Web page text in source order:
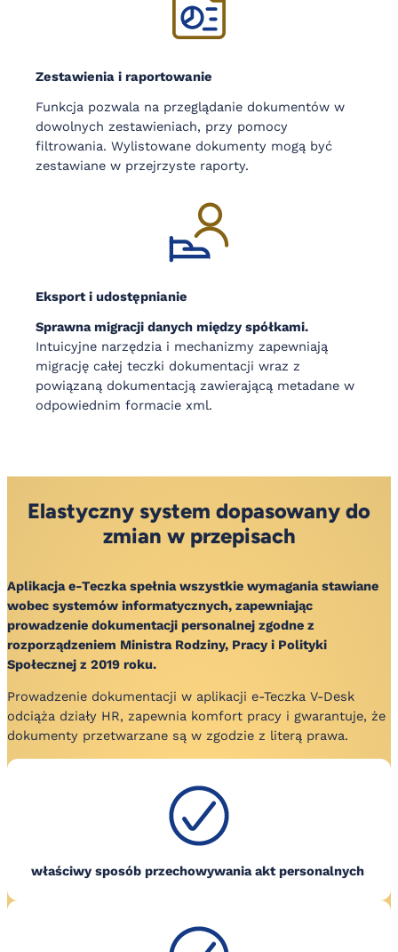
Zestawienia i raportowanie
Funkcja pozwala na przeglądanie dokumentów w
dowolnych zestawieniach, przy pomocy
filtrowania. Wylistowane dokumenty mogą być
zestawiane w przejrzyste raporty.
Eksport i udostępnianie
Sprawna migracji danych między spółkami.
Intuicyjne narzędzia i mechanizmy zapewniają
migrację całej teczki dokumentacji wraz z
powiązaną dokumentacją zawierającą metadane w
odpowiednim formacie xml.
Elastyczny system dopasowany do
zmian w przepisach
Aplikacja e-Teczka spełnia wszystkie wymagania stawiane
wobec systemów informatycznych, zapewniając
prowadzenie dokumentacji personalnej zgodne z
rozporządzeniem Ministra Rodziny, Pracy i Polityki
Społecznej z 2019 roku.
Prowadzenie dokumentacji w aplikacji e-Teczka V-Desk
odciąża działy HR, zapewnia komfort pracy i gwarantuje, że
dokumenty przetwarzane są w zgodzie z literą prawa.
właściwy sposób przechowywania akt personalnych